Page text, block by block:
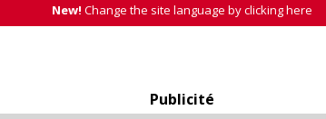
New! Change the site language by clicking here
Publicité